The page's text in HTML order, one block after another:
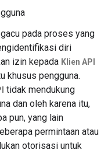
pada proses yang
diri
izin kepada Klien API
khusus pengguna.
tidak mendukung
dan oleh karena itu,
pun, yang lain
permintaan atau
otorisasi untuk